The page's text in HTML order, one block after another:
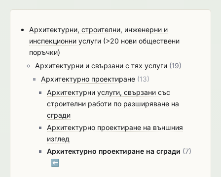
Архитектурни, строителни, инженерни и
инспекционни услуги (>20 нови обществени
поръчки)
Архитектурни и свързани с тях услуги (19)
Архитектурно проектиране (13)
Архитектурни услуги, свързани със
строителни работи по разширяване на
сгради
Архитектурно проектиране на външния
изглед
Архитектурно проектиране на сгради (7)
⬅️